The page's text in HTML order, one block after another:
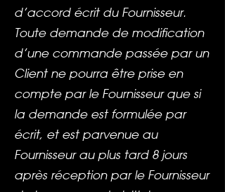
d’accord écrit du Fournisseur.
Toute demande de modification
d’une commande passée par un
Client ne pourra être prise en
compte par le Fournisseur que si
la demande est formulée par
écrit, et est parvenue au
Fournisseur au plus tard 8 jours
après réception par le Fournisseur